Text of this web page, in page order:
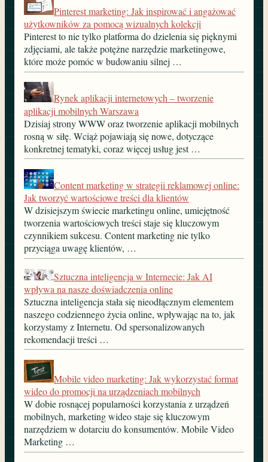
Pinterest marketing: Jak inspirować i angażować
użytkowników za pomocą wizualnych kolekcji
Pinterest to nie tylko platforma do dzielenia się pięknymi
zdjęciami, ale także potężne narzędzie marketingowe,
które może pomóc w budowaniu silnej …
Rynek aplikacji internetowych – tworzenie
aplikacji mobilnych Warszawa
Dzisiaj strony WWW oraz tworzenie aplikacji mobilnych
rosną w siłę. Wciąż pojawiają się nowe, dotyczące
konkretnej tematyki, coraz więcej usług jest …
Content marketing w strategii reklamowej online:
Jak tworzyć wartościowe treści dla klientów
W dzisiejszym świecie marketingu online, umiejętność
tworzenia wartościowych treści staje się kluczowym
czynnikiem sukcesu. Content marketing nie tylko
przyciąga uwagę klientów, …
Sztuczna inteligencja w Internecie: Jak AI
wpływa na nasze doświadczenia online
Sztuczna inteligencja stała się nieodłącznym elementem
naszego codziennego życia online, wpływając na to, jak
korzystamy z Internetu. Od spersonalizowanych
rekomendacji treści …
Mobile video marketing: Jak wykorzystać format
wideo do promocji na urządzeniach mobilnych
W dobie rosnącej popularności korzystania z urządzeń
mobilnych, marketing wideo staje się kluczowym
narzędziem w dotarciu do konsumentów. Mobile Video
Marketing …